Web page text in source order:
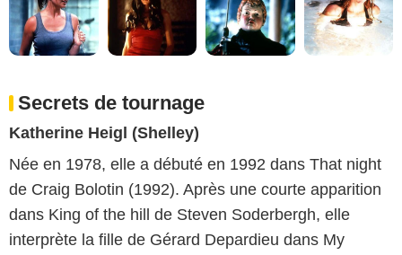
Secrets de tournage
Katherine Heigl (Shelley)
Née en 1978, elle a débuté en 1992 dans That night
de Craig Bolotin (1992). Après une courte apparition
dans King of the hill de Steven Soderbergh, elle
interprète la fille de Gérard Depardieu dans My